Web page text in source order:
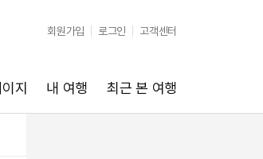
회원가입 로그인 고객센터
지 내 여행 최근 본 여행